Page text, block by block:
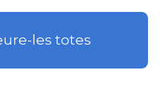
les totes